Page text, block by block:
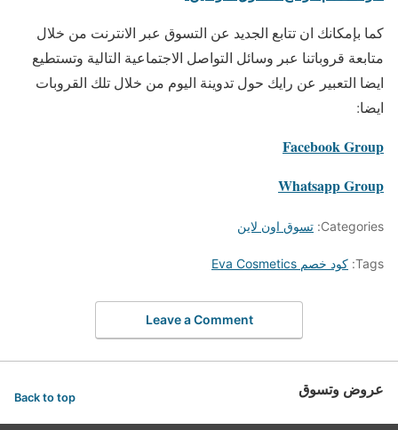
كما بإمكانك ان تتابع الجديد عن التسوق عبر الانترنت من خلال
متابعة قروباتنا عبر وسائل التواصل الاجتماعية التالية وتستطيع
ايضا التعبير عن رايك حول تدوينة اليوم من خلال تلك القروبات
ايضا:
Facebook Group
Whatsapp Group
Categories: تسوق اون لاين
Tags: كود خصم Eva Cosmetics
Leave a Comment
عروض وتسوق Back to top